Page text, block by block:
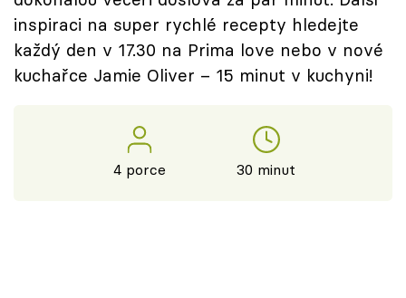
Sledujte nás
inspiraci na super rychlé recepty hledejte
každý den v 17.30 na Prima love nebo v nové
kuchařce Jamie Oliver – 15 minut v kuchyni!
4 porce 30 minut